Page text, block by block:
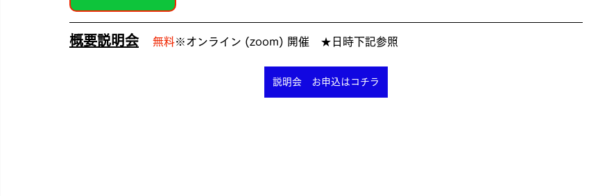
概要説明会 無料※オンライン (zoom) 開催　★日時下記参照
説明会 お申込はコチラ